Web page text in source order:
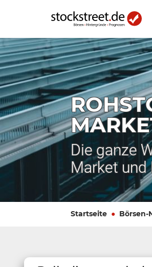
Die ganze
Market und
Startseite Börsen-